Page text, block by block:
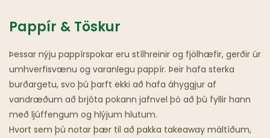
Hlaðborð
Matarbílar
Bakarí
Blogg
Pappír & Töskur
Þessar nýju pappírspokar eru stílhreinir og fjölhæfir, gerðir úr
umhverfisvænu og varanlegu pappír. Þeir hafa sterka
burðargetu, svo þú þarft ekki að hafa áhyggjur af
vandræðum að brjóta pokann jafnvel þó að þú fyllir hann
með ljúffengum og hlýjum hlutum.
Hvort sem þú notar þær til að pakka takeaway máltíðum,